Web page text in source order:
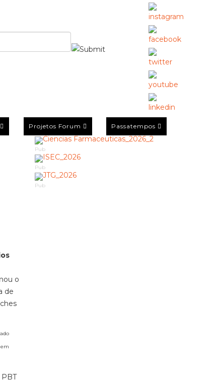
Projetos Forum Passatempos
o
de
Pub
Pub
Pub